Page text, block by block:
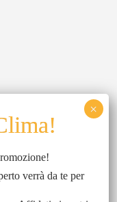
verrà da te per